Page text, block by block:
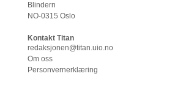
Blindern
NO-0315 Oslo
Kontakt Titan
redaksjonen@titan.uio.no
Om oss
Personvernerklæring